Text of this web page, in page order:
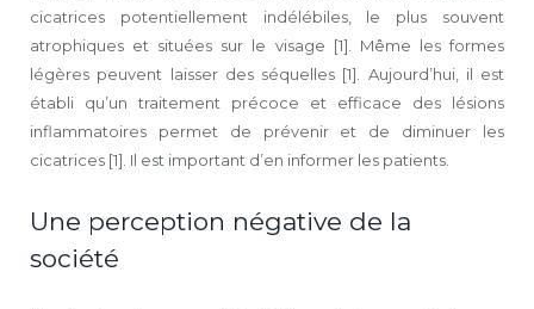
cicatrices potentiellement indélébiles, le plus souvent
atrophiques et situées sur le visage [1]. Même les formes
légères peuvent laisser des séquelles [1]. Aujourd’hui, il est
établi qu’un traitement précoce et efficace des lésions
inflammatoires permet de prévenir et de diminuer les
cicatrices [1]. Il est important d’en informer les patients.
Une perception négative de la
société